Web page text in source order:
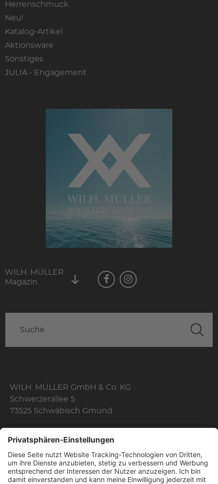
Herrenschmuck
Neu!
Katalog-Artikel
Aktionsware
Sonstiges
JULIA - Engagement
WILH. MÜLLER
Magazin
WILH. MÜLLER GmbH & Co. KG
Schwerzerallee 5
73525 Schwäbisch Gmünd
Telefon: +49 7171 356-0
Fax: +49 7171 356-174
E-Mail:info@wilhelmmueller.de
Öffnungszeiten